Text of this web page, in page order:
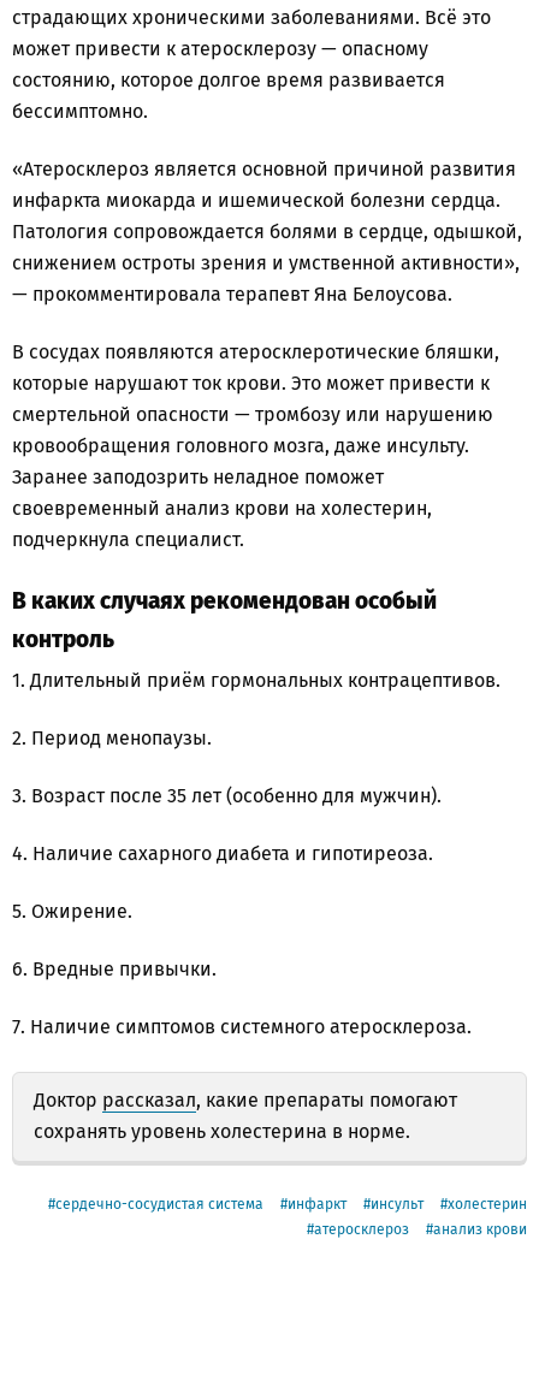
страдающих хроническими заболеваниями. Всё это
может привести к атеросклерозу — опасному
состоянию, которое долгое время развивается
бессимптомно.
«Атеросклероз является основной причиной развития
инфаркта миокарда и ишемической болезни сердца.
Патология сопровождается болями в сердце, одышкой,
снижением остроты зрения и умственной активности»,
— прокомментировала терапевт Яна Белоусова.
В сосудах появляются атеросклеротические бляшки,
которые нарушают ток крови. Это может привести к
смертельной опасности — тромбозу или нарушению
кровообращения головного мозга, даже инсульту.
Заранее заподозрить неладное поможет
своевременный анализ крови на холестерин,
подчеркнула специалист.
В каких случаях рекомендован особый
контроль
1. Длительный приём гормональных контрацептивов.
2. Период менопаузы.
3. Возраст после 35 лет (особенно для мужчин).
4. Наличие сахарного диабета и гипотиреоза.
5. Ожирение.
6. Вредные привычки.
7. Наличие симптомов системного атеросклероза.
Доктор рассказал, какие препараты помогают
сохранять уровень холестерина в норме.
сердечно-сосудистая система инфаркт инсульт
холестерин
атеросклероз
анализ крови